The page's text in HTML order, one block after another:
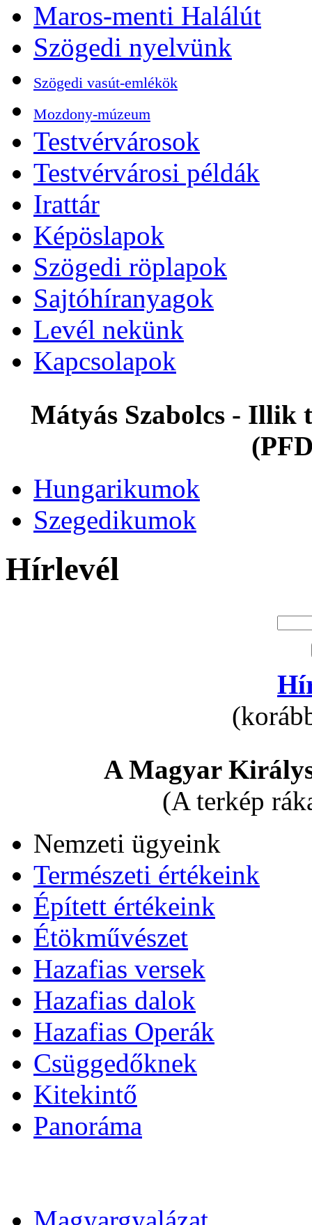
Maros-menti Halálút
Szögedi nyelvünk
Szögedi vasút-emlékök
Mozdony-múzeum
Testvérvárosok
Testvérvárosi példák
Irattár
Képöslapok
Szögedi röplapok
Sajtóhíranyagok
Levél nekünk
Kapcsolapok
Mátyás Szabolcs - Illik
Hungarikumok
Szegedikumok
Hírlevél
A Magyar
(A terkép
Nemzeti ügyeink
Természeti értékeink
Épített értékeink
Étökművészet
Hazafias versek
Hazafias dalok
Hazafias Operák
Csüggedőknek
Kitekintő
Panoráma